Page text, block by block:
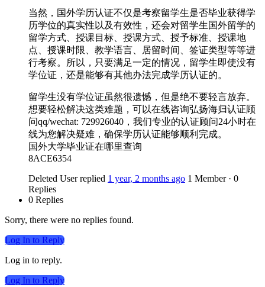
当然，国外学历认证不仅是考察留学生是否毕业获得学
历学位的真实性以及有效性，还会对留学生国外留学的
留学方式、授课目标、授课方式、授予标准、授课地
点、授课时限、教学语言、居留时间、签证类型等等进
行考察。所以，只要满足一定的情况，留学生即使没有
学位证，还是能够有其他办法完成学历认证的。
留学生没有学位证虽然很遗憾，但是绝不要轻言放弃。
想要轻松解决这类难题，可以在线咨询弘扬海归认证顾
问qq/wechat: 729926040，我们专业的认证顾问24小时在
线为您解决疑难，确保学历认证能够顺利完成。
国外大学毕业证在哪里查询
8ACE6354
Deleted User replied 1 year, 2 months ago 1 Member · 0
Replies
0 Replies
Sorry, there were no replies found.
Log In to Reply
Log in to reply.
Log In to Reply